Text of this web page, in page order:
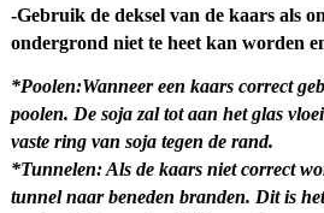
-Gebruik de deksel van de kaars als
ondergrond niet te heet kan worden
*Poolen:Wanneer een kaars correct
poolen. De soja zal tot aan het glas
vaste ring van soja tegen de rand.
*Tunnelen: Als de kaars niet correct
tunnel naar beneden branden. Dit is